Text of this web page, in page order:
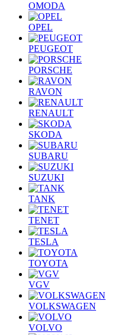
OMODA
OPEL
PEUGEOT
PORSCHE
RAVON
RENAULT
SKODA
SUBARU
SUZUKI
TANK
TENET
TESLA
TOYOTA
VGV
VOLKSWAGEN
VOLVO